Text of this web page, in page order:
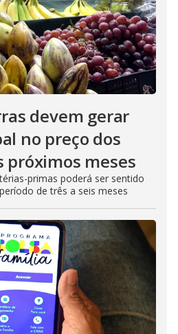
devem gerar
no preço dos
próximos meses
primas poderá ser sentido
de três a seis meses